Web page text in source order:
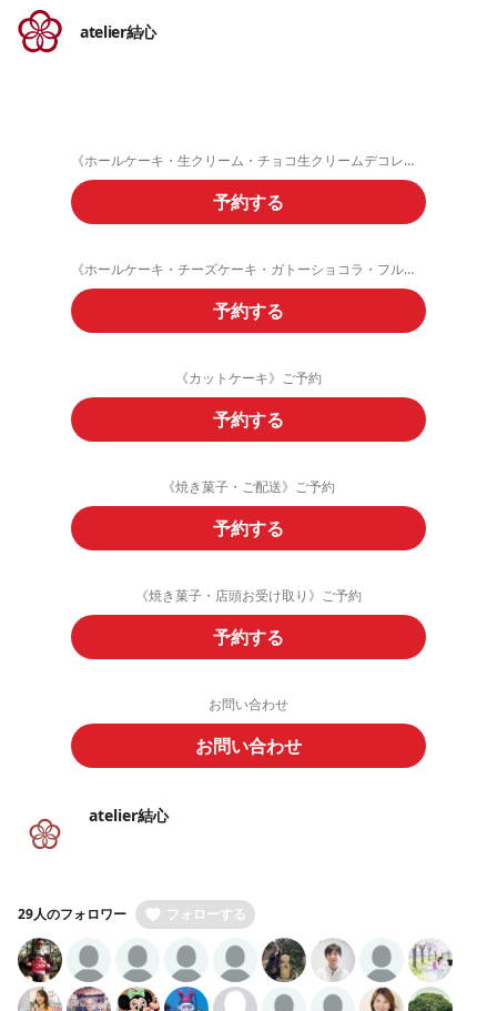
atelier結心
《ホールケーキ・生クリーム・チョコ生クリームデコレーション》ご予約フォーム
予約する
《ホールケーキ・チーズケーキ・ガトーショコラ・フルーツタルト》ご予約
予約する
《カットケーキ》ご予約
予約する
《焼き菓子・ご配送》ご予約
予約する
《焼き菓子・店頭お受け取り》ご予約
予約する
お問い合わせ
お問い合わせ
atelier結心
29人のフォロワー フォローする